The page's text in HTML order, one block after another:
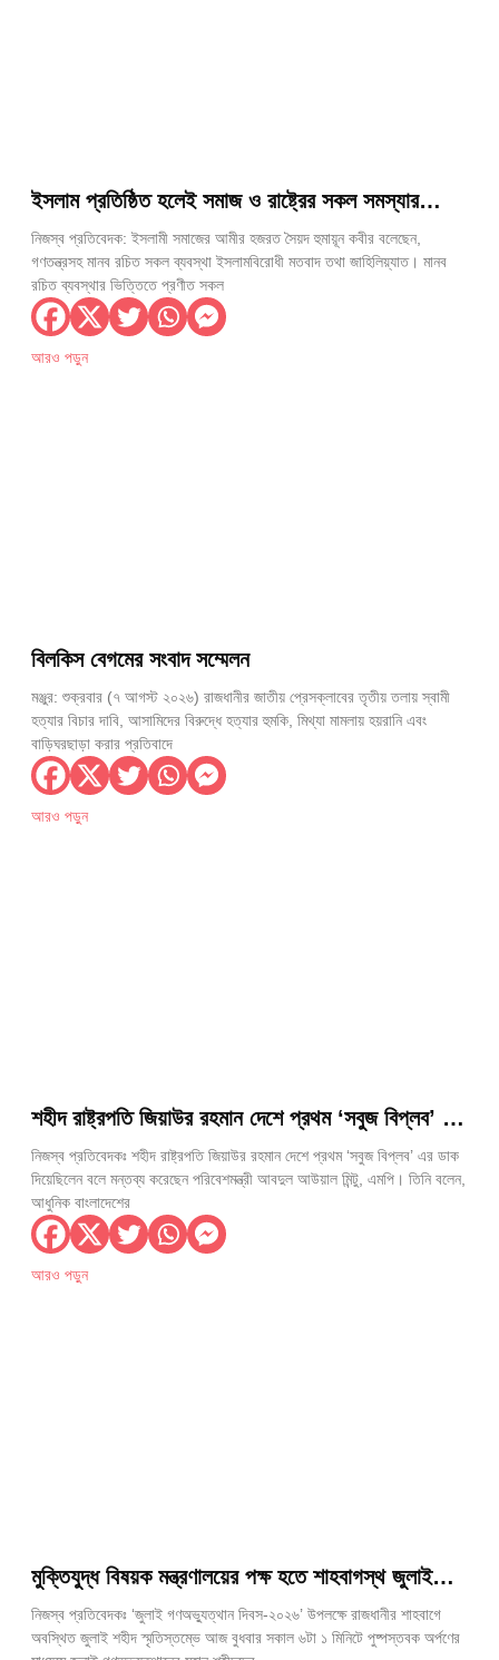
ইসলাম প্রতিষ্ঠিত হলেই সমাজ ও রাষ্ট্রের সকল সমস্যার
সমাধান হবে —আমীর, ইসলামী সমাজ
নিজস্ব প্রতিবেদক: ইসলামী সমাজের আমীর হজরত সৈয়দ হুমায়ূন কবীর বলেছেন,
গণতন্ত্রসহ মানব রচিত সকল ব্যবস্থা ইসলামবিরোধী মতবাদ তথা জাহিলিয়্যাত। মানব
রচিত ব্যবস্থার ভিত্তিতে প্রণীত সকল
আরও পড়ুন
বিলকিস বেগমের সংবাদ সম্মেলন
মঞ্জুর: শুক্রবার (৭ আগস্ট ২০২৬) রাজধানীর জাতীয় প্রেসক্লাবের তৃতীয় তলায় স্বামী
হত্যার বিচার দাবি, আসামিদের বিরুদ্ধে হত্যার হুমকি, মিথ্যা মামলায় হয়রানি এবং
বাড়িঘরছাড়া করার প্রতিবাদে
আরও পড়ুন
শহীদ রাষ্ট্রপতি জিয়াউর রহমান দেশে প্রথম ‘সবুজ বিপ্লব’ এর
ডাক দিয়েছিলেন— পরিবেশমন্ত্রী আবদুল আউয়াল মিন্টু
নিজস্ব প্রতিবেদকঃ শহীদ রাষ্ট্রপতি জিয়াউর রহমান দেশে প্রথম ‘সবুজ বিপ্লব’ এর ডাক
দিয়েছিলেন বলে মন্তব্য করেছেন পরিবেশমন্ত্রী আবদুল আউয়াল মিন্টু, এমপি। তিনি বলেন,
আধুনিক বাংলাদেশের
আরও পড়ুন
মুক্তিযুদ্ধ বিষয়ক মন্ত্রণালয়ের পক্ষ হতে শাহবাগস্থ জুলাই
শহীদ স্মৃতিস্তম্ভে পুষ্পস্তবক অর্পণ
নিজস্ব প্রতিবেদকঃ ‘জুলাই গণঅভ্যুত্থান দিবস-২০২৬’ উপলক্ষে রাজধানীর শাহবাগে
অবস্থিত জুলাই শহীদ স্মৃতিস্তম্ভে আজ বুধবার সকাল ৬টা ১ মিনিটে পুষ্পস্তবক অর্পণের